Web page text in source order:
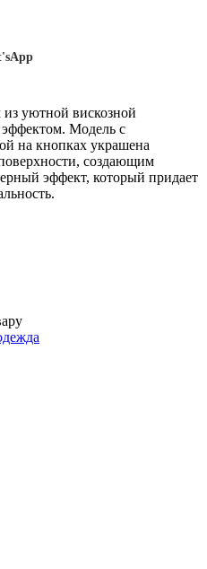
уютной вискозной
Модель с
на кнопках украшена
создающим
эффект, который придает